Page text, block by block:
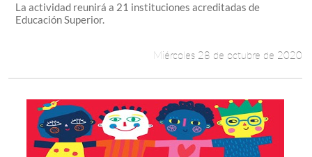
La actividad reunirá a 21 instituciones acreditadas de
Educación Superior.
Miércoles 28 de octubre de 2020